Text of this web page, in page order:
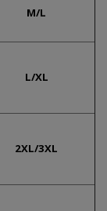
M/L
L/XL
2XL/3XL